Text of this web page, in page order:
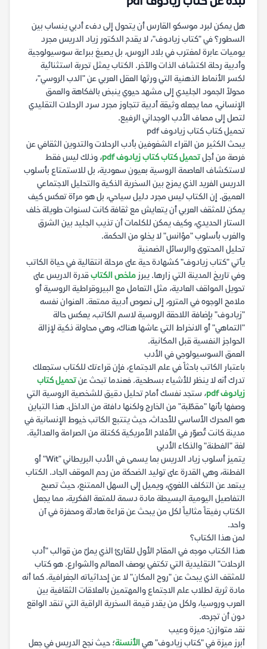
هل يمكن لبرد موسكو القارس أن يتحول إلى دفء أدبي ينساب بين
السطور؟ في "كتاب زيادوف"، لا يقدم الدكتور زياد الدريس مجرد
يوميات عابرة لمغترب في بلاد الروس، بل يصيغ ببراعة سوسيولوجية
وأدبية رحلة اكتشاف الذات والآخر. الكتاب يمثل تجربة استثنائية
لكسر الأنماط الذهنية التي ورثها العقل العربي عن "الدب الروسي"،
محولاً الجمود الجليدي إلى مشهد حيوي ينبض بالفكاهة والعمق
الإنساني، مما يجعله وثيقة أدبية تتجاوز مجرد سرد الرحلات التقليدي
لتصل إلى مصاف الأدب الوجداني الرفيع.
تحميل كتاب كتاب زيادوف pdf
يبحث الكثير من القراء الشغوفين بأدب الرحلات والتدوين الثقافي عن
فرصة من أجلتحميل كتاب كتاب زيادوف pdf
، وذلك ليس فقط
لاستكشاف العاصمة الروسية بعيون سعودية، بل للاستمتاع بأسلوب
الدريس الفريد الذي يمزج بين السخرية الذكية والتحليل الاجتماعي
العميق. إن الكتاب ليس مجرد دليل سياحي، بل هو مرآة تعكس كيف
يمكن للمثقف العربي أن يتعايش مع ثقافة كانت لسنوات طويلة خلف
الستار الحديدي، وكيف يمكن للكلمات أن تذيب الجليد بين الشرق
والغرب بأسلوب "مؤانس" لا يخلو من الحكمة.
تحليل المحتوى والرسائل الضمنية
يأتي "كتاب زيادوف" كشهادة حية على مرحلة انتقالية في حياة الكاتب
وفي تاريخ المدينة التي زارها. يبرز ملخص الكتابقدرة الدريس على
تحويل المواقف العادية، مثل التعامل مع البيروقراطية الروسية أو
ملامح الوجوه في المترو، إلى نصوص أدبية ممتعة. العنوان نفسه
"زيادوف" بإضافة اللاحقة الروسية لاسم الكاتب، يعكس حالة
"التماهي" أو الانخراط التي عاشها هناك، وهي محاولة ذكية لإزالة
الحواجز النفسية قبل المكانية.
العمق السوسيولوجي في الأدب
باعتبار الكاتب باحثاً في علم الاجتماع، فإن قراءتك للكتاب ستجعلك
تدرك أنه لا ينظر للأشياء بسطحية. فعندما تبحث عنتحميل كتاب
زيادوف pdf
، ستجد نفسك أمام تحليل دقيق للشخصية الروسية التي
وصفها بأنها "مقطّبة" من الخارج ولكنها دافئة من الداخل. هذا التباين
هو المحرك الأساسي للأحداث، حيث يتتبع الكاتب خيوط الإنسانية في
مدينة كانت تُصوّر في الأفلام الأمريكية ككتلة من الصرامة والعدائية.
لغة "الفطنة" والذكاء الأدبي
يتميز أسلوب زياد الدريس بما يسمى في الأدب البريطاني "Wit" أو
الفطنة، وهي القدرة على توليد الضحكة من رحم الموقف الجاد. الكتاب
يبتعد عن التكلف اللغوي، ويميل إلى السهل الممتنع، حيث تصبح
التفاصيل اليومية البسيطة مادة دسمة للمتعة الفكرية، مما يجعل
الكتاب رفيقاً مثالياً لكل من يبحث عن قراءة هادئة ومحفزة في آن
واحد.
لمن هذا الكتاب؟
هذا الكتاب موجه في المقام الأول للقارئ الذي يملّ من قوالب "أدب
الرحلات" التقليدية التي تكتفي بوصف المعالم والشوارع. هو كتاب
للمثقف الذي يبحث عن "روح المكان" لا عن إحداثياته الجغرافية. كما أنه
مادة ثرية لطلاب علم الاجتماع والمهتمين بالعلاقات الثقافية بين
العرب وروسيا، ولكل من يقدر قيمة السخرية الراقية التي تنقد الواقع
دون أن تجرحه.
نقد متوازن: ميزة وعيب
أبرز ميزة في "كتاب زيادوف" هيالأنسنة؛ حيث نجح الدريس في جعل